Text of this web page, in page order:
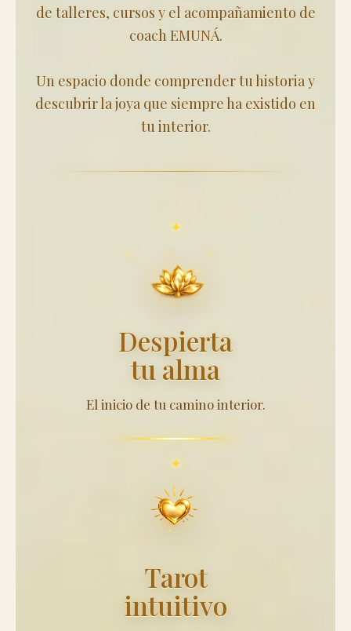
de talleres, cursos y el acompañamiento de
coach EMUNÁ.
Un espacio donde comprender tu historia y
descubrir la joya que siempre ha existido en
tu interior.
Despierta
tu alma
El inicio de tu camino interior.
Tarot
intuitivo